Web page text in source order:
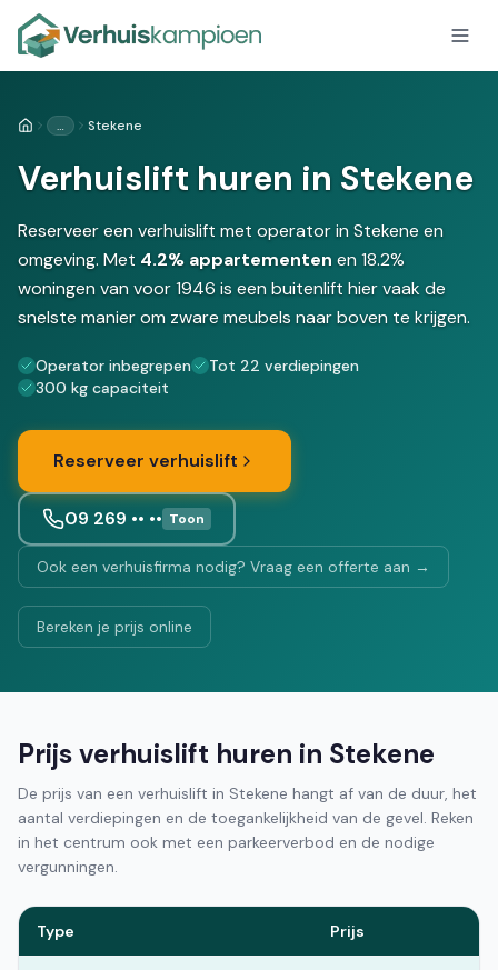
Home… Stekene
Verhuislift huren in Stekene
Reserveer een verhuislift met operator in Stekene en
omgeving. Met 4.2% appartementen en 18.2%
woningen van voor 1946 is een buitenlift hier vaak de
snelste manier om zware meubels naar boven te krijgen.
Operator inbegrepen
Tot 22 verdiepingen
300 kg capaciteit
Reserveer verhuislift
09 269 •• •• Toon
Ook een verhuisfirma nodig? Vraag een offerte aan →
Bereken je prijs online
Prijs verhuislift huren in Stekene
De prijs van een verhuislift in Stekene hangt af van de duur, het
aantal verdiepingen en de toegankelijkheid van de gevel. Reken
in het centrum ook met een parkeerverbod en de nodige
vergunningen.
Type Prijs